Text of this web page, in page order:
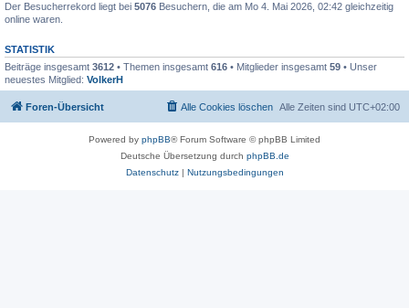
Der Besucherrekord liegt bei 5076 Besuchern, die am Mo 4. Mai 2026, 02:42 gleichzeitig
online waren.
STATISTIK
Beiträge insgesamt 3612 • Themen insgesamt 616 • Mitglieder insgesamt 59 • Unser
neuestes Mitglied: VolkerH
Foren-Übersicht Alle Zeiten sind UTC+02:00
Alle Cookies löschen
Powered by phpBB® Forum Software © phpBB Limited
Deutsche Übersetzung durch phpBB.de
Datenschutz| Nutzungsbedingungen